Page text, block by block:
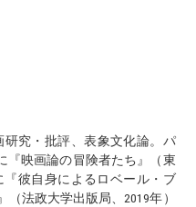
究・批評、表象文化論。パ
『映画論の冒険者たち』（東
『彼自身によるロベール・ブ
（法政大学出版局、2019年）